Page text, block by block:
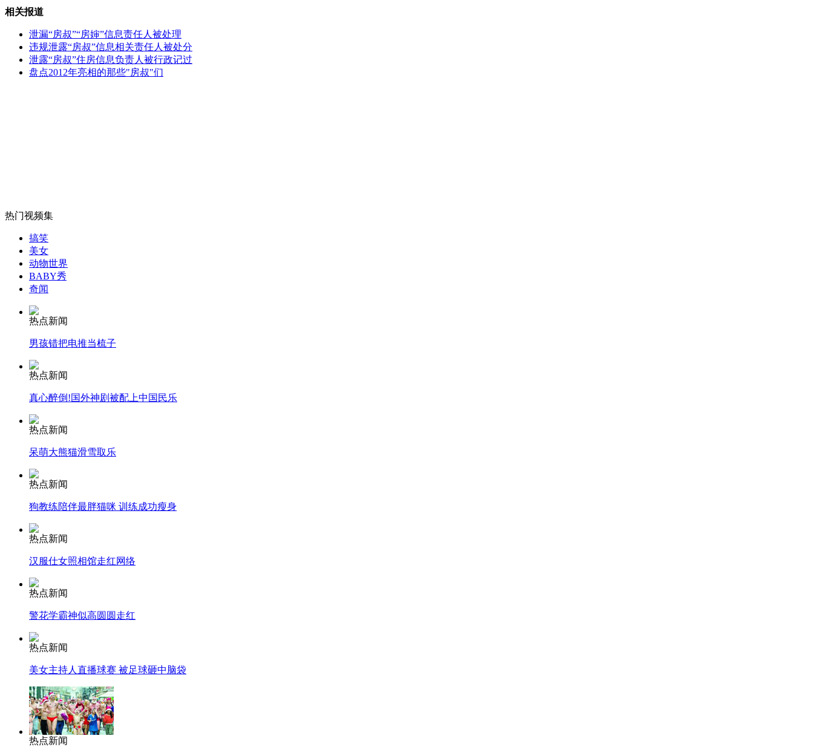
实拍日新任驻华大使木寺昌人抵京
车主爱车被套牌 “李鬼”先报警
外交部：反对强权政治霸凌主义
外交部：有关国家言论片面不公正
安徽一实载49人客车翻车
消防员救轻生者 花炮节热闹非凡
司机酒驾遇交警 急速倒车逃窜
相关报道
泄漏“房叔”“房婶”信息责任人被处理
违规泄露“房叔”信息相关责任人被处分
泄露“房叔”住房信息负责人被行政记过
盘点2012年亮相的那些"房叔"们
热门视频集
搞笑
美女
动物世界
BABY秀
奇闻
热点新闻
男孩错把电推当梳子
热点新闻
真心醉倒!国外神剧被配上中国民乐
热点新闻
呆萌大熊猫滑雪取乐
热点新闻
狗教练陪伴最胖猫咪 训练成功瘦身
热点新闻
汉服仕女照相馆走红网络
热点新闻
警花学霸神似高圆圆走红
热点新闻
美女主持人直播球赛 被足球砸中脑袋
热点新闻